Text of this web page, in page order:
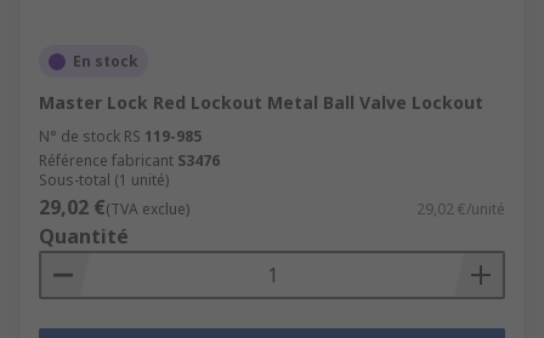
En stock
Master Lock Red Lockout Metal Ball Valve Lockout
N° de stock RS 119-985
Référence fabricant S3476
Sous-total (1 unité)
29,02 €(TVA exclue) 29,02 €/unité
Quantité